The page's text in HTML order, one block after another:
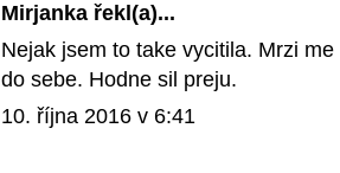
Mirjanka řekl(a)...
Nejak jsem to take vycitila. Mrzi
do sebe. Hodne sil preju.
10. října 2016 v 6:41